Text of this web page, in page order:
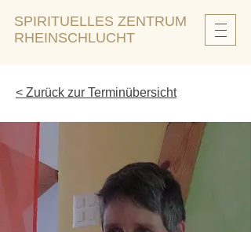
SPIRITUELLES ZENTRUM
RHEINSCHLUCHT
< Zurück zur Terminübersicht